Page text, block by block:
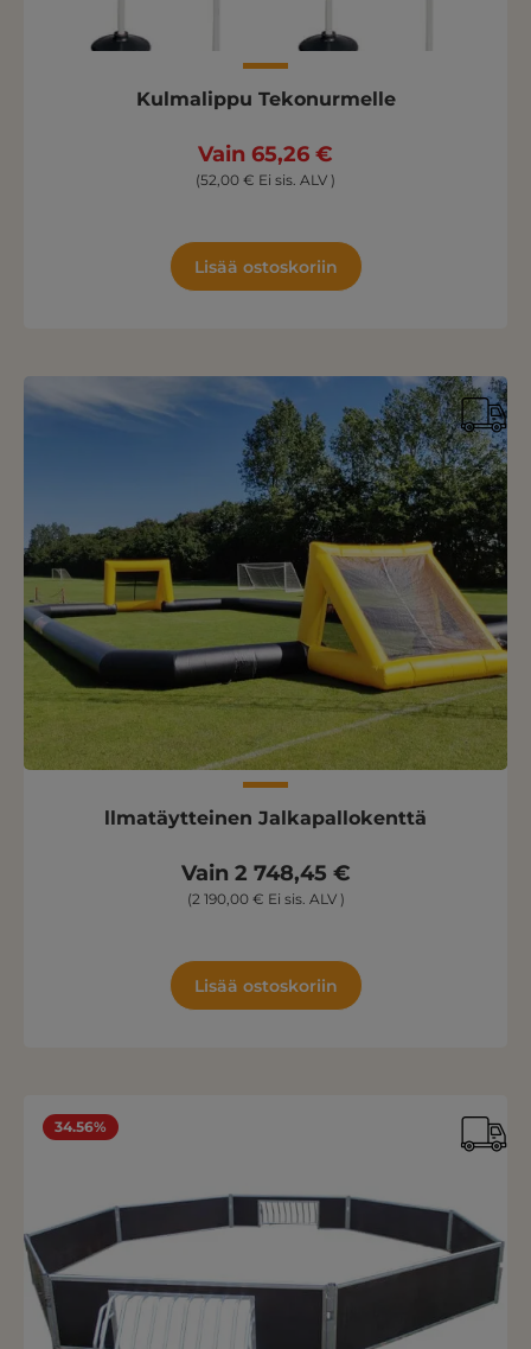
Kulmalippu Tekonurmelle
Vain 65,26 €
(52,00 € Ei sis. ALV )
Lisää ostoskoriin
llmatäytteinen Jalkapallokenttä
Vain 2 748,45 €
(2 190,00 € Ei sis. ALV )
Lisää ostoskoriin
34.56%